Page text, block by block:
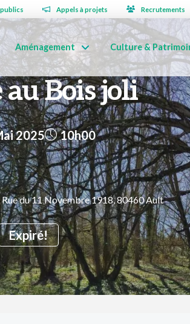
Appels à projets Recrutements
Aménagement Culture &
au Bois joli
2025
Expiré!
10h00
Rue du 11 Novembre 1918, 80460 Ault